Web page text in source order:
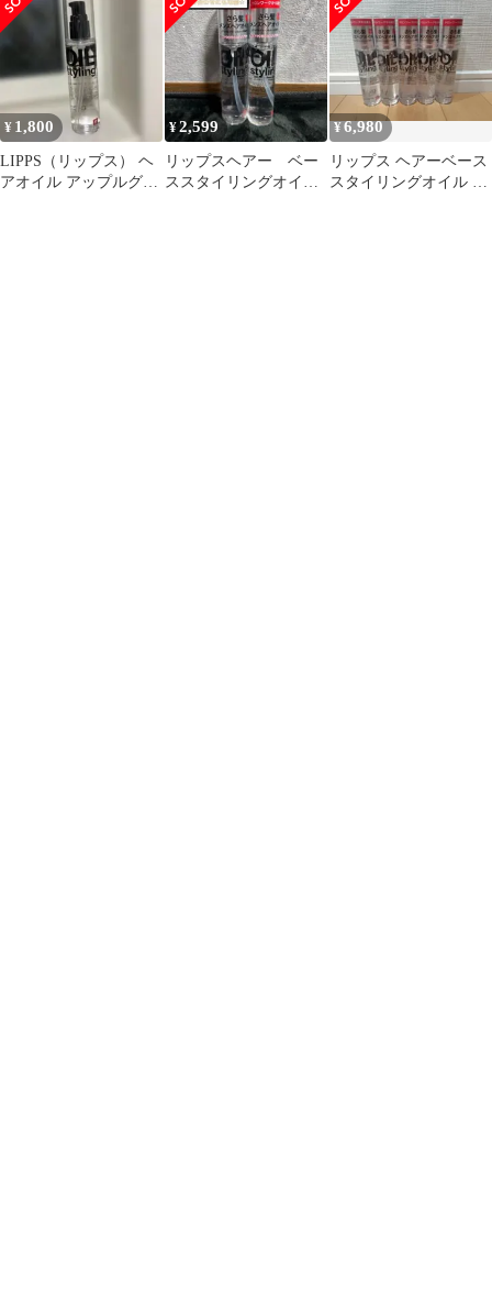
¥ 1,800
LIPPS（リップス） ヘ
アオイル アップルグリ
¥2,599
リップスヘアー ベー
ススタイリングオイル
¥6,980
リップス ヘアーベース
スタイリングオイル 5